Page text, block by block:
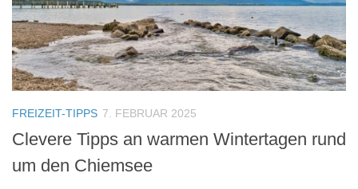
FREIZEIT-TIPPS 7. FEBRUAR 2025
Clevere Tipps an warmen Wintertagen rund
um den Chiemsee